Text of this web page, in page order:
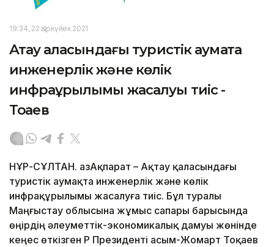
19:34, 22 Қыркүйек 2021
Ақтау қаласындағы туристік аумақта
инженерлік және көлік
инфрақұрылымы жасалуы тиіс -
Тоқаев
НҰР-СҰЛТАН. ҚазАқпарат – Ақтау қаласындағы
туристік аумақта инженерлік және көлік
инфрақұрылымы жасалуға тиіс. Бұл туралы
Маңғыстау облысына жұмыс сапары барысында
өңірдің әлеуметтік-экономикалық дамуы жөнінде
кеңес өткізген ҚР Президенті Қасым-Жомарт Тоқаев